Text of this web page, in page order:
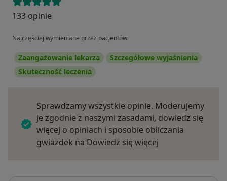
133 opinie
Najczęściej wymieniane przez pacjentów
Zaangażowanie lekarza
Szczegółowe wyjaśnienia
Skuteczność leczenia
Sprawdzamy wszystkie opinie. Moderujemy
je zgodnie z naszymi zasadami, dowiedz się
więcej o opiniach i sposobie obliczania
gwiazdek na Dowiedz się więcej